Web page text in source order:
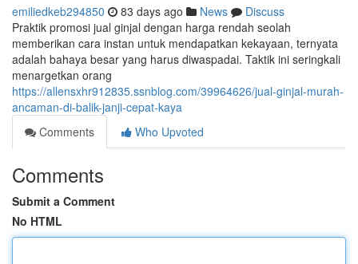
emiliedkeb294850 83 days ago News
Discuss
Praktik promosi jual ginjal dengan harga rendah seolah
memberikan cara instan untuk mendapatkan kekayaan, ternyata
adalah bahaya besar yang harus diwaspadai. Taktik ini seringkali
menargetkan orang
https://allensxhr912835.ssnblog.com/39964626/jual-ginjal-murah-
ancaman-di-balik-janji-cepat-kaya
Comments
Who Upvoted
Comments
Submit a Comment
No HTML